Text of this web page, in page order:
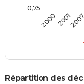
20002001
0,75
Répartition des